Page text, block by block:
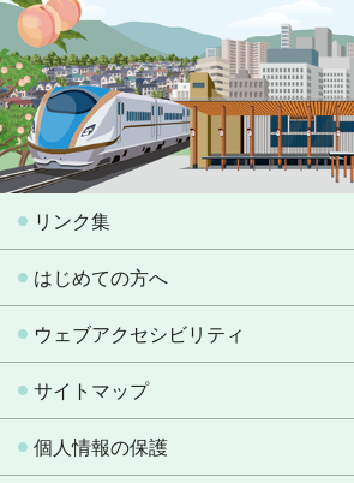
リンク集
はじめての方へ
ウェブアクセシビリティ
サイトマップ
個人情報の保護